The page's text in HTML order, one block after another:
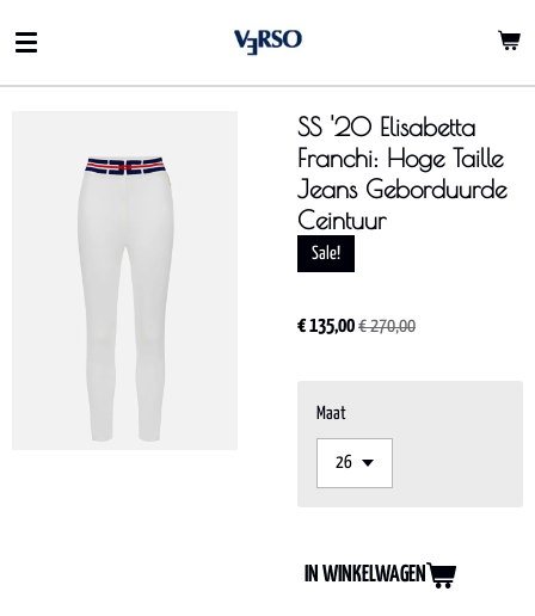
direct
naar
SS '20 Elisabetta
Franchi: Hoge Taille
Jeans Geborduurde
Ceintuur
Sale!
€ 135,00€ 270,00
Maat
IN WINKELWAGEN